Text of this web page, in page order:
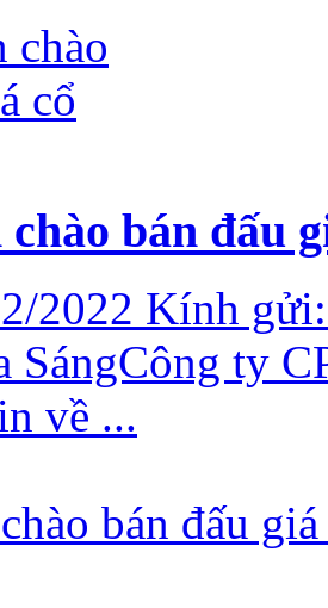
bán đấu
2022 Kính
SángCông ty
về ...
bán đấu